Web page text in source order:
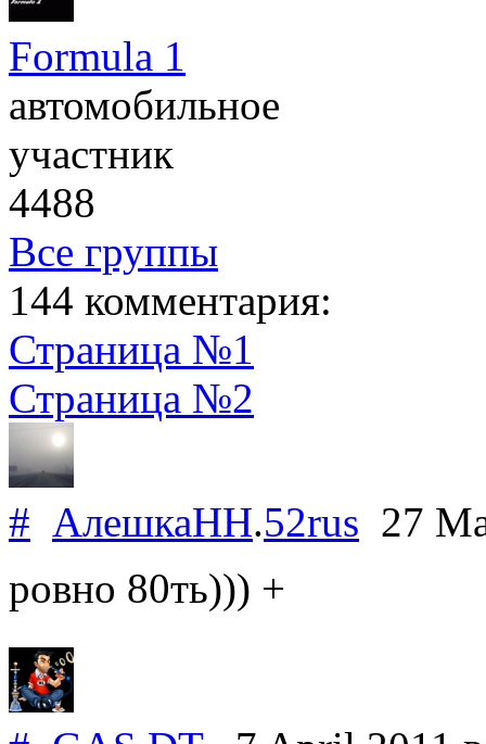
Formula 1
автомобильное
участник
4488
Все группы
144 комментария:
Страница №1
Страница №2
# АлешкаНН.52rus 27
ровно 80ть))) +